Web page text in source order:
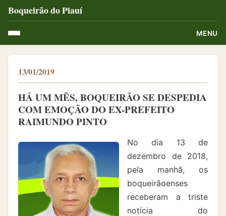
Boqueirão do Piauí
MENU
13/01/2019
HÁ UM MÊS, BOQUEIRÃO SE DESPEDIA
COM EMOÇÃO DO EX-PREFEITO
RAIMUNDO PINTO
No dia 13 de
dezembro de 2018,
pela manhã, os
boqueirãoenses
receberam a triste
notícia do